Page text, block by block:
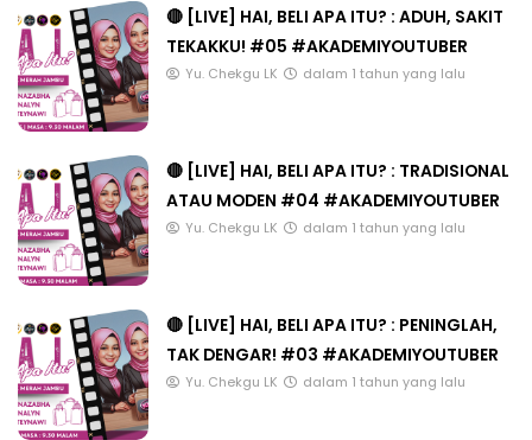
🔴 [LIVE] HAI, BELI APA ITU? : ADUH, SAKIT
TEKAKKU! #05 #AKADEMIYOUTUBER
Yu. Chekgu LK dalam 1 tahun yang lalu
🔴 [LIVE] HAI, BELI APA ITU? : TRADISIONAL
ATAU MODEN #04 #AKADEMIYOUTUBER
Yu. Chekgu LK dalam 1 tahun yang lalu
🔴 [LIVE] HAI, BELI APA ITU? : PENINGLAH,
TAK DENGAR! #03 #AKADEMIYOUTUBER
Yu. Chekgu LK dalam 1 tahun yang lalu